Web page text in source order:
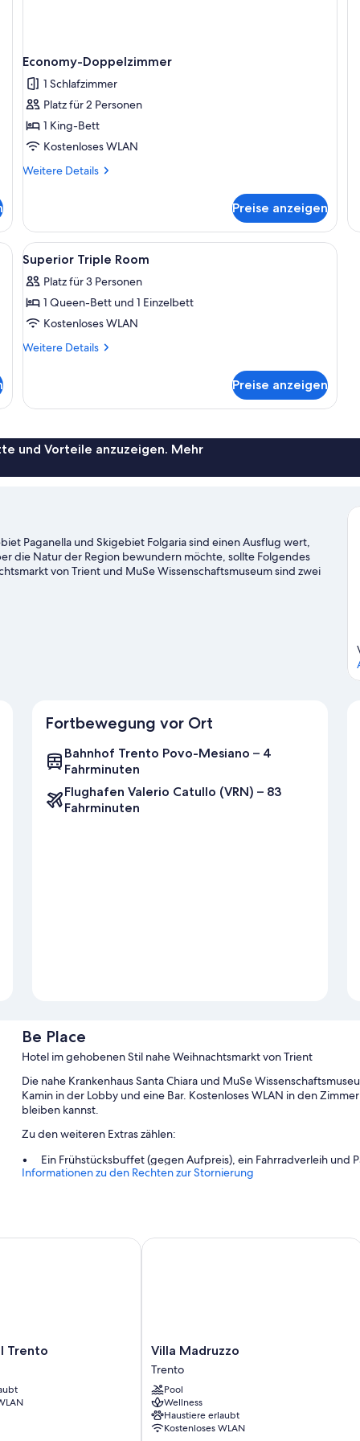
Economy-Doppelzimmer
1 Schlafzimmer
Platz für 2 Personen
1 King-Bett
Kostenloses WLAN
Weitere Details
Weitere
Doppelzimmer
Preise anzeigen
Schreibtisch, Stuhl und Fernseher.
Alle
Fotos
für
Superior
Triple
Room
Ein Hotelzimmer mit einem Bett,
3
Superior Triple Room
Platz für 3 Personen
1 Queen-Bett und 1 Einzelbett
Kostenloses WLAN
Weitere Details
Weitere
Triple
Preise anzeigen
und Vorteile anzuzeigen. Mehr
Paganella und Skigebiet Folgaria sind einen Ausflug wert,
die Natur der Region bewundern möchte, sollte Folgendes
von Trient und MuSe Wissenschaftsmuseum sind zwei
Fortbewegung vor Ort
Bahnhof Trento Povo-Mesiano – 4
Fahrminuten
Flughafen Valerio Catullo (VRN) – 83
Fahrminuten
Be Place
Hotel im gehobenen Stil nahe Weihnachtsmarkt von Trient
Die nahe Krankenhaus Santa Chiara und MuSe
Kamin in der Lobby und eine Bar. Kostenloses WLAN in den
bleiben kannst.
Zu den weiteren Extras zählen:
Ein Frühstücksbuffet (gegen Aufpreis), ein Fahrradverleih und
Eine Ladestation für Elektroautos, Gartenmöbel und ein
49-Zoll-Smart-TVs mit Digitalempfang und aktuellen Filmen
Möblierte Balkone oder Patios, Heizung und tägliche
Informationen zu den Rechten zur Stornierung
Trento
Villa
Madruzzo
Trento
Villa Madruzzo
Trento
Pool
Wellness
Haustiere erlaubt
Kostenloses WLAN
Villa Madruzzo